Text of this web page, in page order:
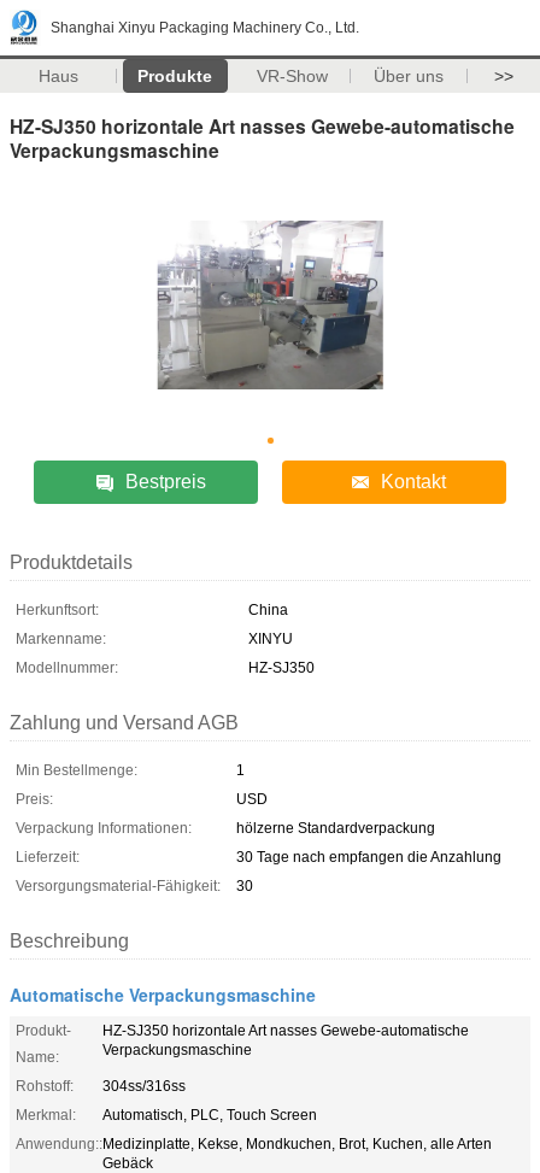
Shanghai Xinyu Packaging Machinery Co., Ltd.
Haus Produkte VR-Show Über uns >>
HZ-SJ350 horizontale Art nasses Gewebe-automatische
Verpackungsmaschine
Bestpreis Kontakt
Produktdetails
Herkunftsort:
China
Markenname:
XINYU
Modellnummer:
HZ-SJ350
Zahlung und Versand AGB
Min Bestellmenge:
1
Preis:
USD
Verpackung Informationen:
hölzerne Standardverpackung
Lieferzeit:
30 Tage nach empfangen die Anzahlung
Versorgungsmaterial-Fähigkeit:
30
Beschreibung
Automatische Verpackungsmaschine
Produkt-
Name:
HZ-SJ350 horizontale Art nasses Gewebe-automatische
Verpackungsmaschine
Rohstoff:
304ss/316ss
Merkmal:
Automatisch, PLC, Touch Screen
Anwendung::Medizinplatte, Kekse, Mondkuchen, Brot, Kuchen, alle Arten
Gebäck